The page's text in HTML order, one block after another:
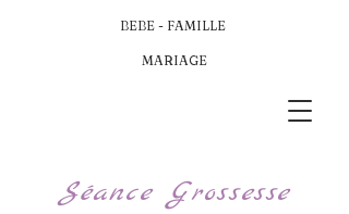
BEBE - FAMILLE
MARIAGE
Séance Grossesse